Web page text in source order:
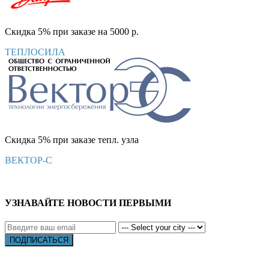
Скидка 5% при заказе на 5000 р.
ТЕПЛОСИЛА
Скидка 5% при заказе тепл. узла
ВЕКТОР-С
УЗНАВАЙТЕ НОВОСТИ ПЕРВЫМИ